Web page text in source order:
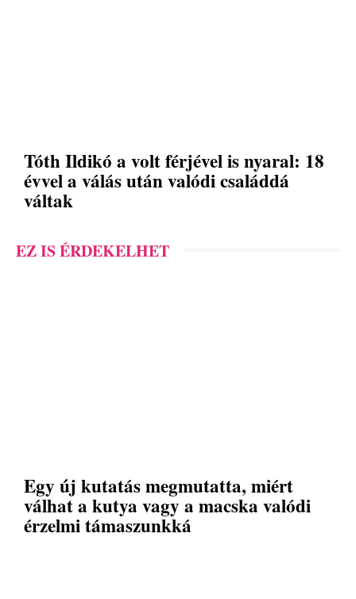
Tóth Ildikó a volt férjével is nyaral: 18
évvel a válás után valódi családdá
váltak
EZ IS ÉRDEKELHET
Egy új kutatás megmutatta, miért
válhat a kutya vagy a macska valódi
érzelmi támaszunkká